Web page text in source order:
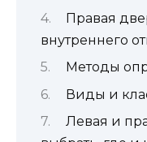
Правая
внутреннего
Методы
Виды и
Левая и